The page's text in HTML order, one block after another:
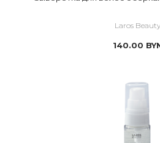
Laros Beauty
140.00